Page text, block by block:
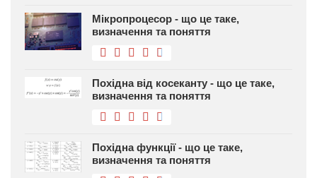
Мікропроцесор - що це таке,
визначення та поняття
Похідна від косеканту - що це таке,
визначення та поняття
Похідна функції - що це таке,
визначення та поняття